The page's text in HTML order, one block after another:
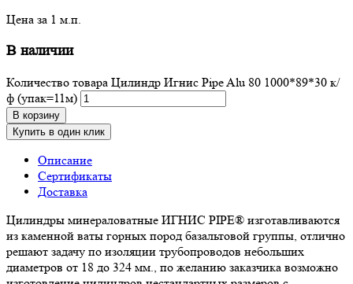
Цена за 1 м.п.
В наличии
Количество товара Цилиндр Игнис Pipe Alu 80 1000*89*30 к/
ф (упак=11м)
В корзину
Купить в один клик
Описание
Сертификаты
Доставка
Цилиндры минераловатные ИГНИС PIPE® изготавливаются
из каменной ваты горных пород базальтовой группы, отлично
решают задачу по изоляции трубопроводов небольших
диаметров от 18 до 324 мм., по желанию заказчика возможно